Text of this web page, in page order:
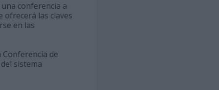
conferencia a
ofrecerá las claves
en las
de
sistema